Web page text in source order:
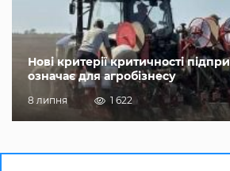
Нові критерії критичності
означає для агробізнесу
8 липня 1 622